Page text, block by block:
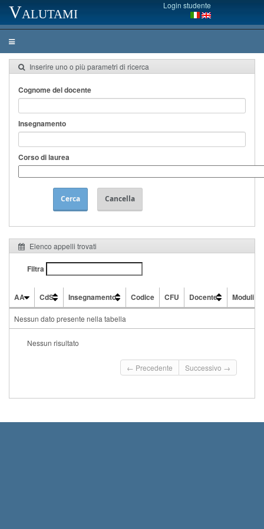
Valutami Login studente
Inserire uno o più parametri di ricerca
Cognome del docente
Insegnamento
Corso di laurea
Cerca Cancella
Elenco appelli trovati
Filtra
AA CdS Insegnamento Codice CFU Docente
Moduli
Nessun dato presente nella tabella
Nessun risultato
← Precedente Successivo →